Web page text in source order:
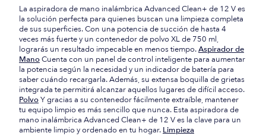
La aspiradora de mano inalámbrica Advanced Clean+ de 12 V es
la solución perfecta para quienes buscan una limpieza completa
de sus superficies. Con una potencia de succión de hasta 4
veces más fuerte y un contenedor de polvo XL de 750 ml,
lograrás un resultado impecable en menos tiempo.Aspirador de
ManoCuenta con un panel de control inteligente para aumentar
la potencia según la necesidad y un indicador de batería para
saber cuándo recargarla. Además, su extensa boquilla de grietas
integrada te permitirá alcanzar aquellos lugares de difícil acceso.
PolvoY gracias a su contenedor fácilmente extraíble, mantener
tu equipo limpio es más sencillo que nunca. Esta aspiradora de
mano inalámbrica Advanced Clean+ de 12 V es la clave para un
ambiente limpio y ordenado en tu hogar. Limpieza